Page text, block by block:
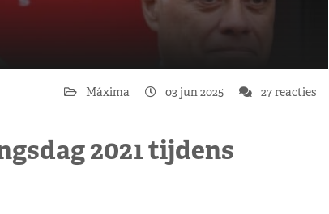
Máxima 03 jun 2025 27 reacties
2021 tijdens